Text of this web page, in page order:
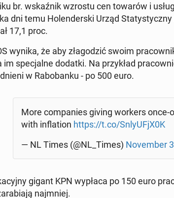
br. wskaź­nik wzrostu cen towarów i
dni temu Ho­len­der­ski Urząd
17,1 proc.
wynika, że aby zła­go­dzić swoim
im spe­cjal­ne dodatki. Na przy­kład
w Ra­bo­ban­ku - po 500 euro.
More com­pa­nies giving workers once-
with in­fla­tion https://t.co/Snly­UFjX0K
— NL Times (@NL_Times) No­vem­ber
gigant KPN wypłaca po 150 euro
naj­mniej.